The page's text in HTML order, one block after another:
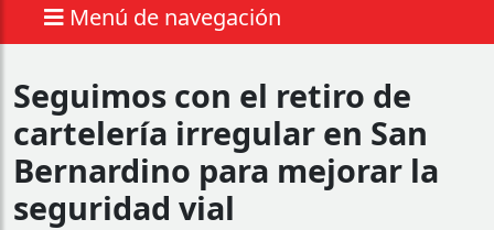
Menú de navegación
Seguimos con el retiro de
cartelería irregular en San
Bernardino para mejorar la
seguridad vial